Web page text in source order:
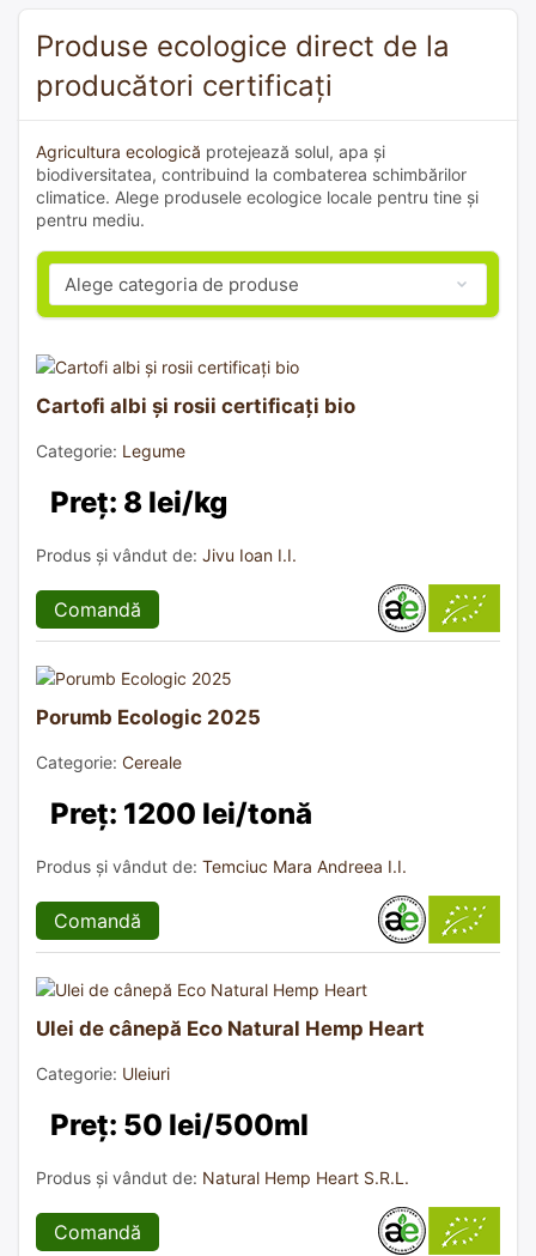
Produse ecologice direct de la
producători certificați
Agricultura ecologică protejează solul, apa și
biodiversitatea, contribuind la combaterea schimbărilor
climatice. Alege produsele ecologice locale pentru tine și
pentru mediu.
Cartofi albi și rosii certificați bio
Categorie: Legume
Preț: 8 lei/kg
Produs și vândut de: Jivu Ioan I.I.
Comandă
Porumb Ecologic 2025
Categorie: Cereale
Preț: 1200 lei/tonă
Produs și vândut de: Temciuc Mara Andreea I.I.
Comandă
Ulei de cânepă Eco Natural Hemp Heart
Categorie: Uleiuri
Preț: 50 lei/500ml
Produs și vândut de: Natural Hemp Heart S.R.L.
Comandă